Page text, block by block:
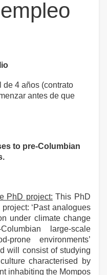
de 4 años (contrato
antes de que
to pre-Columbian
PhD project: This PhD
project: ‘Past analogues
under climate change
large-scale
prone environments’
will consist of studying
characterised by
inhabiting the Mompos